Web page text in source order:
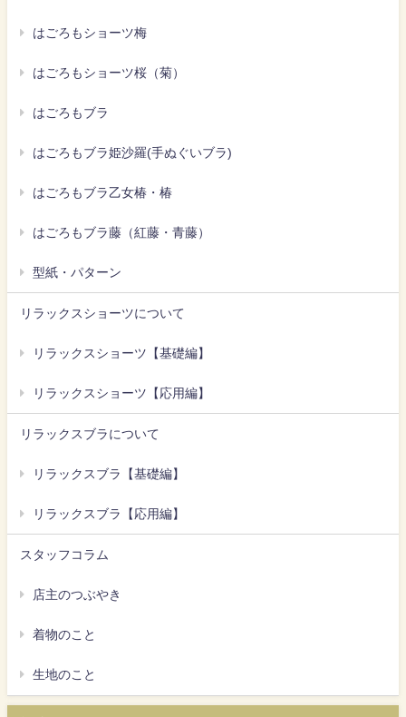
はごろもショーツ梅
はごろもショーツ桜（菊）
はごろもブラ
はごろもブラ姫沙羅(手ぬぐいブラ)
はごろもブラ乙女椿・椿
はごろもブラ藤（紅藤・青藤）
型紙・パターン
リラックスショーツについて
リラックスショーツ【基礎編】
リラックスショーツ【応用編】
リラックスブラについて
リラックスブラ【基礎編】
リラックスブラ【応用編】
スタッフコラム
店主のつぶやき
着物のこと
生地のこと